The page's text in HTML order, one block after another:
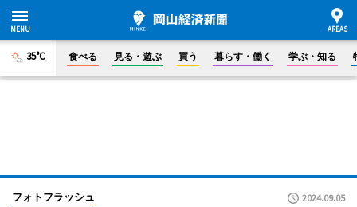
35°C 食べる 見る・遊ぶ 買う 暮らす・働く 学ぶ・知る
フォトフラッシュ 2024.09.05